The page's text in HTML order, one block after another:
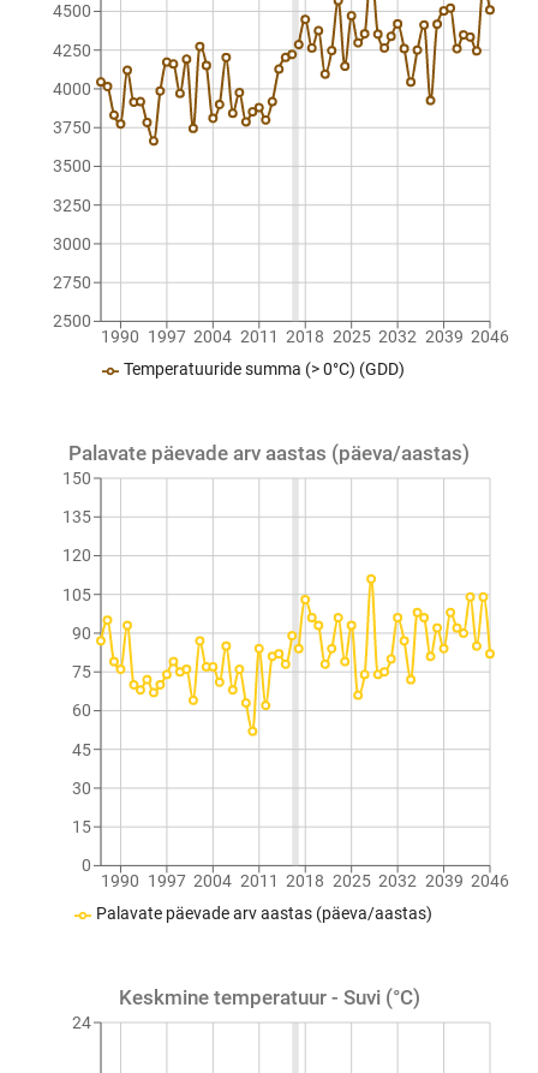
1990 1997 2004 2011 2018 2025 2032 2039 2046
2500
2750
3000
3250
3500
3750
4000
4250
4500
Temperatuuride summa (> 0°C) (GDD)
Palavate päevade arv aastas (päeva/aastas)
1990 1997 2004 2011 2018 2025 2032 2039 2046
0
15
30
45
60
75
90
105
120
135
150
Palavate päevade arv aastas (päeva/aastas)
Keskmine temperatuur - Suvi (°C)
24